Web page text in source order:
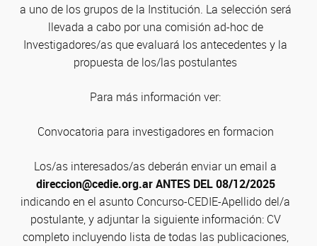
a uno de los grupos de la Institución. La selección será
llevada a cabo por una comisión ad-hoc de
Investigadores/as que evaluará los antecedentes y la
propuesta de los/las postulantes
Para más información ver:
Convocatoria para investigadores en formacion
Los/as interesados/as deberán enviar un email a
direccion@cedie.org.arANTES DEL 08/12/2025
indicando en el asunto Concurso-CEDIE-Apellido del/a
postulante, y adjuntar la siguiente información: CV
completo incluyendo lista de todas las publicaciones,